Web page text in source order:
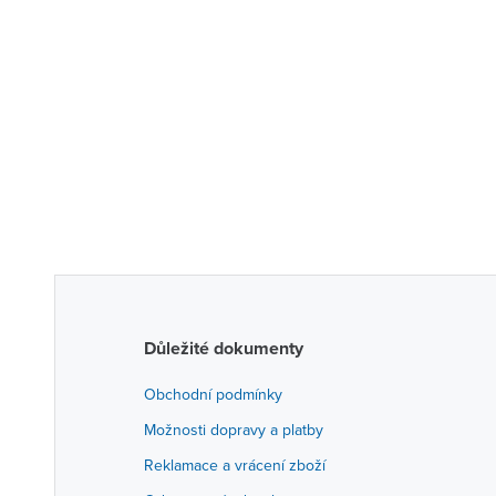
Důležité dokumenty
Obchodní podmínky
Možnosti dopravy a platby
Reklamace a vrácení zboží